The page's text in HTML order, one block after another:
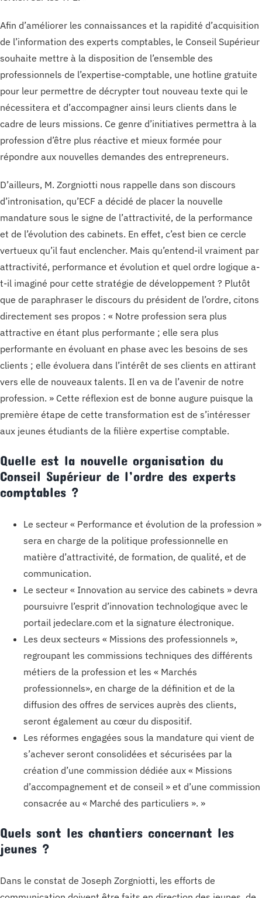
Afin d’améliorer les connaissances et la rapidité d’acquisition
de l’information des experts comptables, le Conseil Supérieur
souhaite mettre à la disposition de l’ensemble des
professionnels de l’expertise-comptable, une hotline gratuite
pour leur permettre de décrypter tout nouveau texte qui le
nécessitera et d’accompagner ainsi leurs clients dans le
cadre de leurs missions. Ce genre d’initiatives permettra à la
profession d’être plus réactive et mieux formée pour
répondre aux nouvelles demandes des entrepreneurs.
D’ailleurs, M. Zorgniotti nous rappelle dans son discours
d’intronisation, qu’ECF a décidé de placer la nouvelle
mandature sous le signe de l’attractivité, de la performance
et de l’évolution des cabinets. En effet, c’est bien ce cercle
vertueux qu’il faut enclencher. Mais qu’entend-il vraiment par
attractivité, performance et évolution et quel ordre logique a-
t-il imaginé pour cette stratégie de développement ? Plutôt
que de paraphraser le discours du président de l’ordre, citons
directement ses propos : « Notre profession sera plus
attractive en étant plus performante ; elle sera plus
performante en évoluant en phase avec les besoins de ses
clients ; elle évoluera dans l’intérêt de ses clients en attirant
vers elle de nouveaux talents. Il en va de l’avenir de notre
profession. » Cette réflexion est de bonne augure puisque la
première étape de cette transformation est de s’intéresser
aux jeunes étudiants de la filière expertise comptable.
Quelle est la nouvelle organisation du
Conseil Supérieur de l’ordre des experts
comptables ?
Le secteur « Performance et évolution de la profession »
sera en charge de la politique professionnelle en
matière d’attractivité, de formation, de qualité, et de
communication.
Le secteur « Innovation au service des cabinets » devra
poursuivre l’esprit d’innovation technologique avec le
portail jedeclare.com et la signature électronique.
Les deux secteurs « Missions des professionnels »,
regroupant les commissions techniques des différents
métiers de la profession et les « Marchés
professionnels», en charge de la définition et de la
diffusion des offres de services auprès des clients,
seront également au cœur du dispositif.
Les réformes engagées sous la mandature qui vient de
s’achever seront consolidées et sécurisées par la
création d’une commission dédiée aux « Missions
d’accompagnement et de conseil » et d’une commission
consacrée au « Marché des particuliers ». »
Quels sont les chantiers concernant les
jeunes ?
Dans le constat de Joseph Zorgniotti, les efforts de